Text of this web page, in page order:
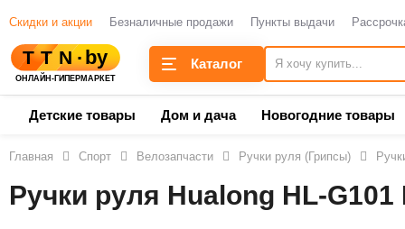
Скидки и акции Безналичные продажи Пункты выдачи
Каталог
Детские товары Дом и дача Новогодние товары
Главная Спорт Велозапчасти Ручки руля (Грипсы)
Ручки руля Hualong HL-